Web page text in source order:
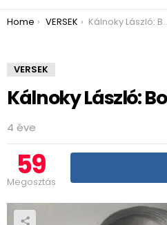
You are here:
Home VERSEK Kálnoky László: Bordaműtét
VERSEK
Kálnoky László:
4 éve
59
Megosztás